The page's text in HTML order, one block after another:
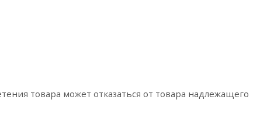
товара может отказаться от товара надлежащего